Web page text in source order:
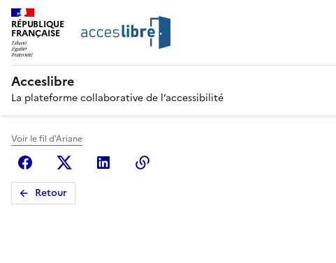
RÉPUBLIQUE
FRANÇAISE
Acceslibre
La plateforme collaborative de l’accessibilité
Voir le fil d'Ariane
FacebookX (anciennement Twitter)
Linkedin
Retour